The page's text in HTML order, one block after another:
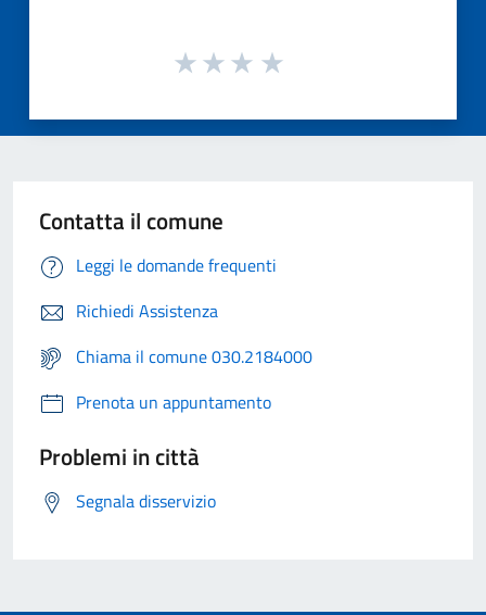
Contatta il comune
Leggi le domande frequenti
Richiedi Assistenza
Chiama il comune 030.2184000
Prenota un appuntamento
Problemi in città
Segnala disservizio